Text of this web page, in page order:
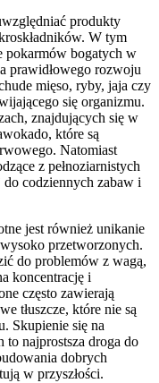
produkty
W tym
pokarmów bogatych w
prawidłowego rozwoju
mięso, ryby, jaja czy
się organizmu.
znajdujących się w
które są
Natomiast
z pełnoziarnistych
codziennych zabaw i
jest również unikanie
przetworzonych.
do problemów z wagą,
koncentrację i
często zawierają
tłuszcze, które nie są
Skupienie się na
to najprostsza droga do
dobrych
w przyszłości.